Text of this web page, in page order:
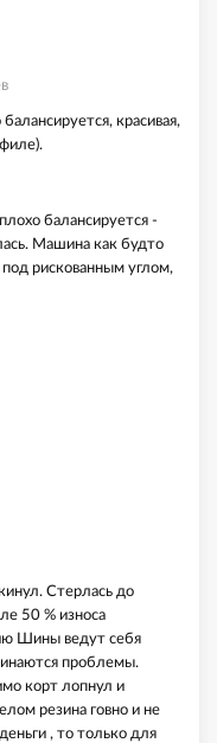
красивая,
балансируется -
Машина как будто
рискованным углом,
Стерлась до
50 % износа
Шины ведут себя
проблемы.
корт лопнул и
резина говно и не
, то только для